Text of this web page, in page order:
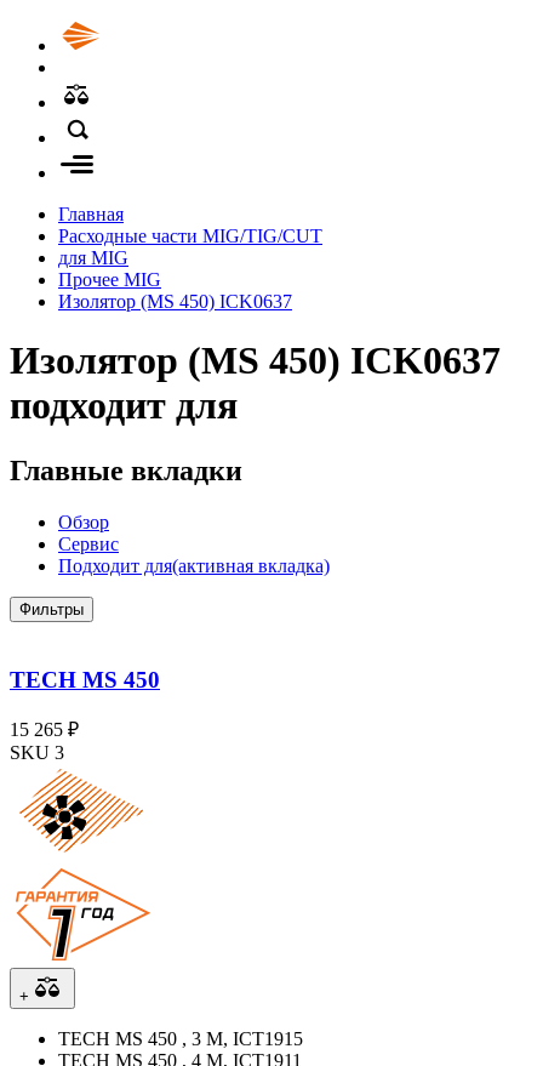
Главная
Расходные части MIG/TIG/CUT
для MIG
Прочее MIG
Изолятор (MS 450) ICK0637
Изолятор (MS 450) ICK0637
подходит для
Главные вкладки
Обзор
Сервис
Подходит для(активная вкладка)
Фильтры
TECH MS 450
15 265 ₽
SKU 3
+
TECH MS 450 , 3 М, ICT1915
TECH MS 450 , 4 М, ICT1911